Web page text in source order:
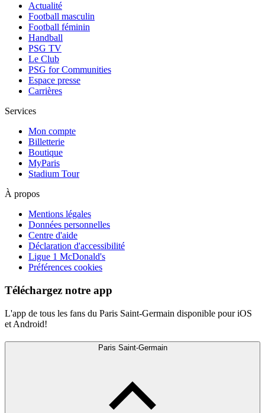
Actualité
Football masculin
Football féminin
Handball
PSG TV
Le Club
PSG for Communities
Espace presse
Carrières
Services
Mon compte
Billetterie
Boutique
MyParis
Stadium Tour
À propos
Mentions légales
Données personnelles
Centre d'aide
Déclaration d'accessibilité
Ligue 1 McDonald's
Préférences cookies
Téléchargez notre app
L'app de tous les fans du Paris Saint-Germain disponible pour iOS
et Android!
Paris Saint-Germain